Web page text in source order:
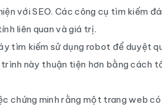
với SEO. Các công cụ tìm kiếm
liên quan và giá trị.
tìm kiếm sử dụng robot để duyệt
trình này thuận tiện hơn bằng cách
chứng minh rằng một trang web có